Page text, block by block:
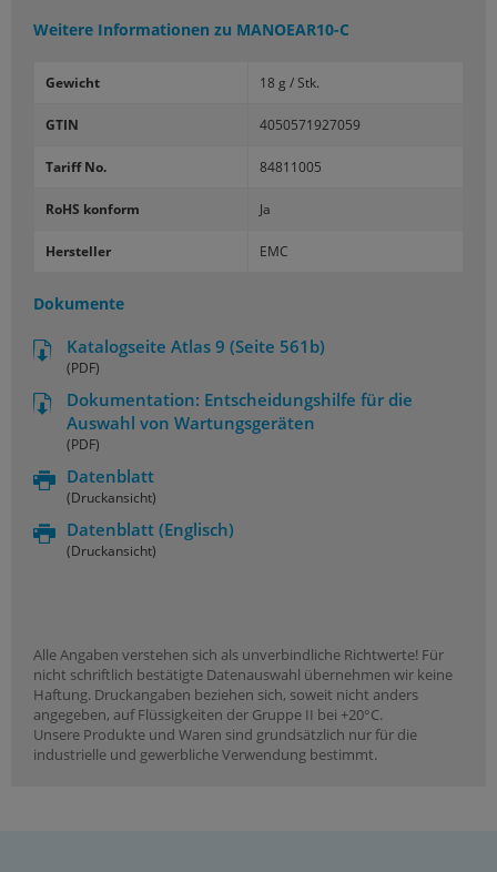
Weitere Informationen zu MANOEAR10-C
Gewicht 18 g / Stk.
GTIN 4050571927059
Tariff No. 84811005
RoHS konform Ja
Hersteller EMC
Dokumente
Katalogseite Atlas 9 (Seite 561b)
(PDF)
Dokumentation: Entscheidungshilfe für die
Auswahl von Wartungsgeräten
(PDF)
Datenblatt
(Druckansicht)
Datenblatt (Englisch)
(Druckansicht)
Alle Angaben verstehen sich als unverbindliche Richtwerte! Für
nicht schriftlich bestätigte Datenauswahl übernehmen wir keine
Haftung. Druckangaben beziehen sich, soweit nicht anders
angegeben, auf Flüssigkeiten der Gruppe II bei +20°C.
Unsere Produkte und Waren sind grundsätzlich nur für die
industrielle und gewerbliche Verwendung bestimmt.